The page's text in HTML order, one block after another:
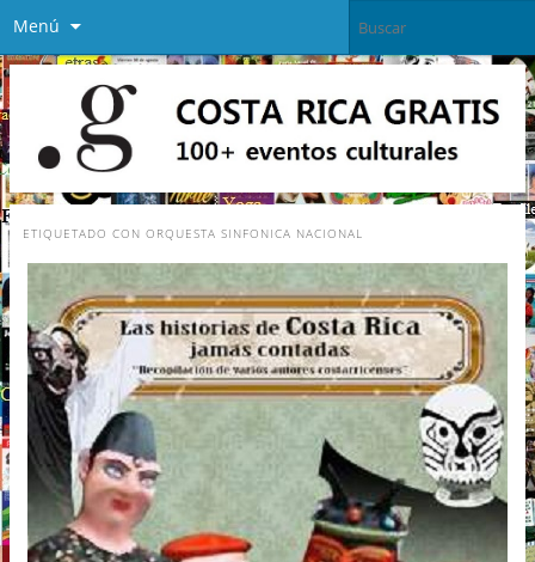
Menú
ETIQUETADO CON ORQUESTA SINFONICA NACIONAL